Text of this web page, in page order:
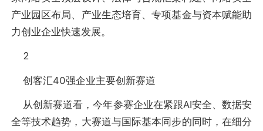
产业园区布局、产业生态培育、专项基金与资本赋能助
力创业企业快速发展。
2
创客汇40强企业主要创新赛道
从创新赛道看，今年参赛企业在紧跟AI安全、数据安
全等技术趋势，大赛道与国际基本同步的同时，在细分